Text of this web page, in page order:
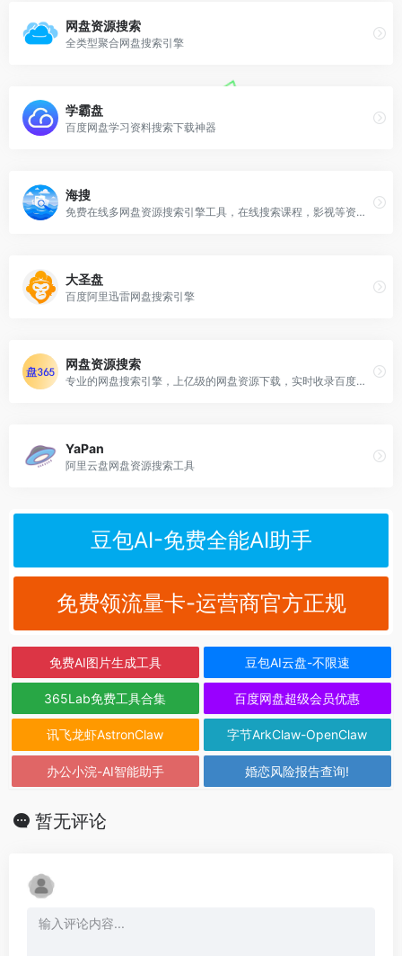
网盘资源搜索
全类型聚合网盘搜索引擎
学霸盘
百度网盘学习资料搜索下载神器
海搜
免费在线多网盘资源搜索引擎工具，在线搜索课程，影视等资源。
大圣盘
百度阿里迅雷网盘搜索引擎
网盘资源搜索
专业的网盘搜索引擎，上亿级的网盘资源下载，实时收录百度云、百度网盘、夸克网盘、夸克电影等资源,每天定时更新各类高清电影、视频、种子、小说、软件等各类网盘资源。
YaPan
阿里云盘网盘资源搜索工具
豆包AI-免费全能AI助手
免费领流量卡-运营商官方正规
免费AI图片生成工具 豆包AI云盘-不限速
365Lab免费工具合集 百度网盘超级会员优惠
讯飞龙虾AstronClaw 字节ArkClaw-OpenClaw
办公小浣-AI智能助手 婚恋风险报告查询!
暂无评论